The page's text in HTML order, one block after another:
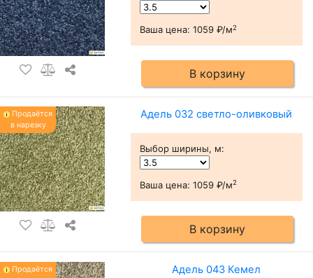
Ваша цена: 1059 ₽/м2
В корзину
Продаётся
в нарезку
Адель 032 светло-оливковый
Выбор ширины, м:
Ваша цена: 1059 ₽/м2
В корзину
Продаётся
Адель 043 Кемел